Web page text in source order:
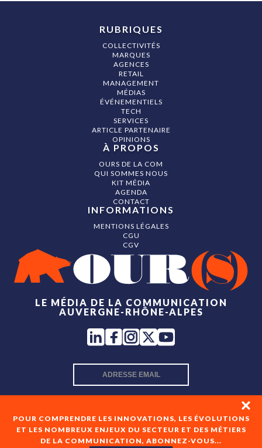
POUR COMPRENDRE LES INNOVATIONS, LES ÉVOLUTIONS
ET LES NOMBREUX ENJEUX DU SECTEUR ET DES MÉTIERS
DE LA COMMUNICATION, ABONNEZ-VOUS...
LE MÉDIA DE LA COMMUNICATION
AUVERGNE-RHÔNE-ALPES
En cochant cette case, je consens à recevoir les newsletters
RUBRIQUES
COLLECTIVITÉS
MARQUES
AGENCES
RETAIL
MANAGEMENT
MÉDIAS
ÉVÉNEMENTIELS
TECH
SERVICES
ARTICLE PARTENAIRE
OPINIONS
À PROPOS
OURS DE LA COM
QUI SOMMES NOUS
KIT MÉDIA
AGENDA
CONTACT
INFORMATIONS
MENTIONS LÉGALES
CGU
CGV